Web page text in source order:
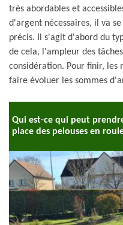
très abordables et
d'argent nécessaires, il va
précis. Il s'agit d'abord du
de cela, l'ampleur des
considération. Pour finir, les
faire évoluer les sommes
Qui est-ce qui peut
place des pelouses en